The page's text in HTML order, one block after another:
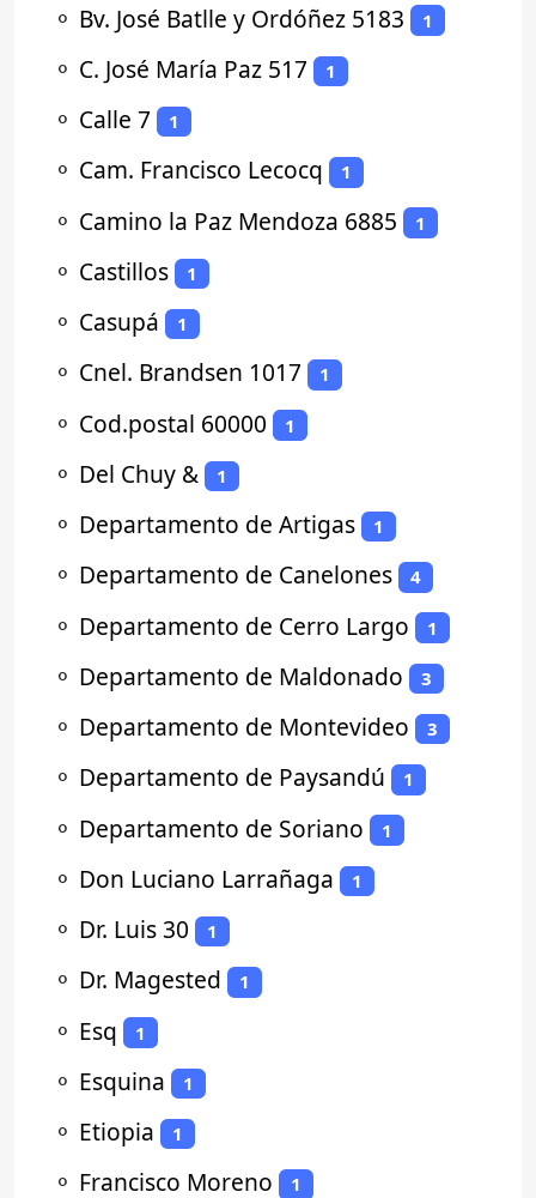
⚬ Bv. José Batlle y Ordóñez 5183 1
⚬ C. José María Paz 517 1
⚬ Calle 7 1
⚬ Cam. Francisco Lecocq 1
⚬ Camino la Paz Mendoza 6885 1
⚬ Castillos 1
⚬ Casupá 1
⚬ Cnel. Brandsen 1017 1
⚬ Cod.postal 60000 1
⚬ Del Chuy & 1
⚬ Departamento de Artigas 1
⚬ Departamento de Canelones 4
⚬ Departamento de Cerro Largo 1
⚬ Departamento de Maldonado 3
⚬ Departamento de Montevideo 3
⚬ Departamento de Paysandú 1
⚬ Departamento de Soriano 1
⚬ Don Luciano Larrañaga 1
⚬ Dr. Luis 30 1
⚬ Dr. Magested 1
⚬ Esq 1
⚬ Esquina 1
⚬ Etiopia 1
⚬ Francisco Moreno 1